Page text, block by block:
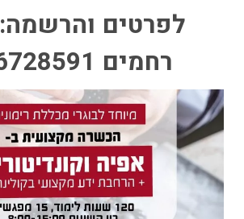
לפרטים
רחמים 04-6728591